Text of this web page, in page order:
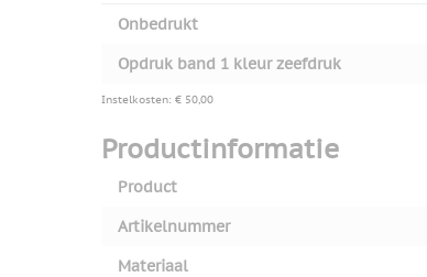
Onbedrukt
Opdruk band 1 kleur zeefdruk
Instelkosten: € 50,00
Productinformatie
Product
Artikelnummer
Materiaal